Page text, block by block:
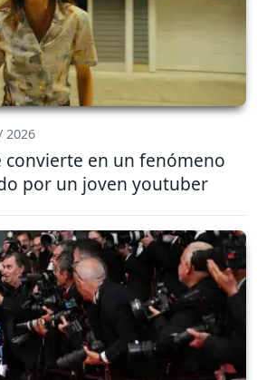
2026
convierte en un fenómeno
por un joven youtuber